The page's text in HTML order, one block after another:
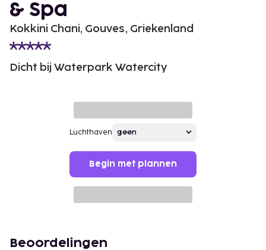
& Spa
Kokkini Chani, Gouves, Griekenland
Dicht bij Waterpark Watercity
Luchthaven
Begin met plannen
Beoordelingen